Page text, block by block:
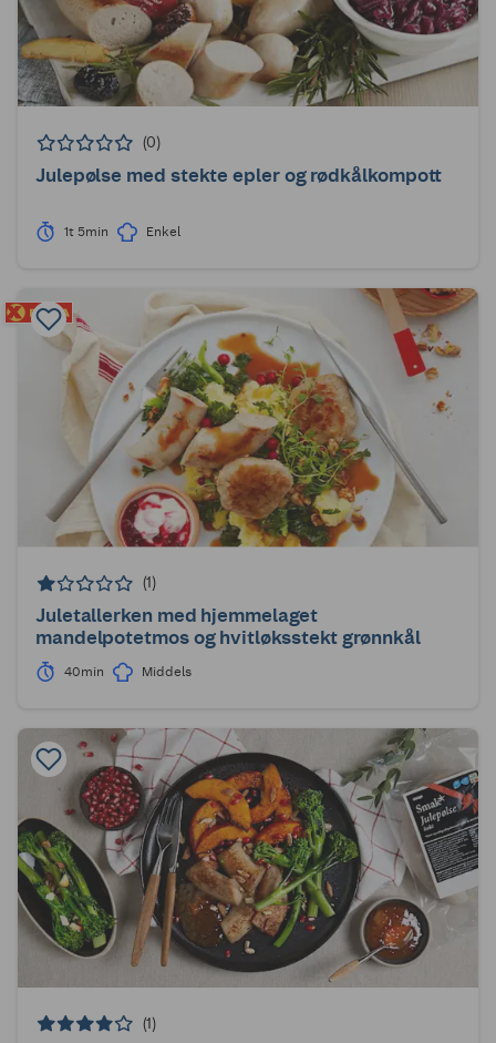
(0)
Julepølse med stekte epler og rødkålkompott
1t 5min Enkel
(1)
Juletallerken med hjemmelaget
mandelpotetmos og hvitløksstekt grønnkål
40min Middels
(1)